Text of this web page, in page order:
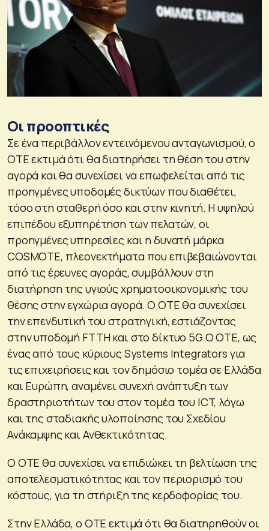
Οι προοπτικές
Σε ένα περιβάλλον εντεινόμενου ανταγωνισμού, ο
OΤΕ εκτιμά ότι θα διατηρήσει τη θέση του στην
αγορά και θα συνεχίσει να επωφελείται από τις
προηγμένες υποδομές δικτύων που διαθέτει,
τόσο στη σταθερή όσο και στην κινητή. Η υψηλού
επιπέδου εξυπηρέτηση των πελατών, οι
προηγμένες υπηρεσίες και η δυνατή μάρκα
COSMOTE, πλεονεκτήματα που επιβεβαιώνονται
από τις έρευνες αγοράς, συμβάλλουν στη
διατήρηση της υγιούς χρηματοοικονομικής του
θέσης στην εγχώρια αγορά. Ο OΤΕ θα συνεχίσει
την επενδυτική του στρατηγική, εστιάζοντας
στην υποδομή FTTH και στο δίκτυο 5G.Ο OΤΕ, ως
ένας από τους κύριους Systems Integrators για
τις επιχειρήσεις και τον δημόσιο τομέα σε Ελλάδα
και Ευρώπη, αναμένει συνεχή ανάπτυξη των
δραστηριοτήτων του στον τομέα του ICT, λόγω
και της σταδιακής υλοποίησης του Σχεδίου
Ανάκαμψης και Ανθεκτικότητας.
Ο OΤΕ θα συνεχίσει να επιδιώκει τη βελτίωση της
αποτελεσματικότητας και τον περιορισμό του
κόστους, για τη στήριξη της κερδοφορίας του.
Στην Ελλάδα, ο OΤΕ εκτιμά ότι θα διατηρηθούν οι